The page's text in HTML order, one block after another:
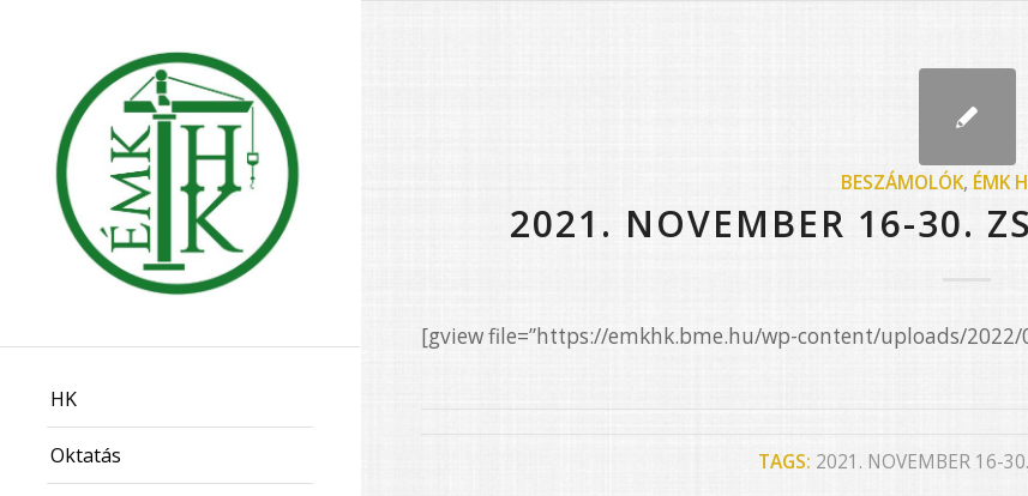
HK
Oktatás
BESZÁMOLÓK, ÉMK
2021. NOVEMBER 16-30.
[gview file=”https://emkhk.bme.hu/wp-content/uploads/2022/
TAGS: 2021. NOVEMBER 16-30.